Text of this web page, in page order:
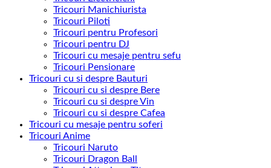
Tricouri Manichiurista
Tricouri Piloti
Tricouri pentru Profesori
Tricouri pentru DJ
Tricouri cu mesaje pentru sefu
Tricouri Pensionare
Tricouri cu si despre Bauturi
Tricouri cu si despre Bere
Tricouri cu si despre Vin
Tricouri cu si despre Cafea
Tricouri cu mesaje pentru soferi
Tricouri Anime
Tricouri Naruto
Tricouri Dragon Ball